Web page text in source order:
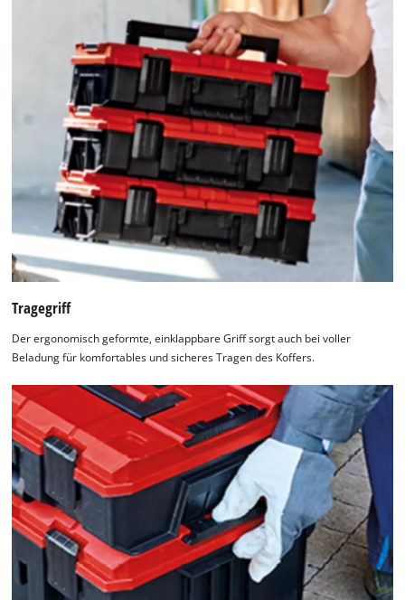
Tragegriff
Der ergonomisch geformte, einklappbare Griff sorgt auch bei voller
Beladung für komfortables und sicheres Tragen des Koffers.